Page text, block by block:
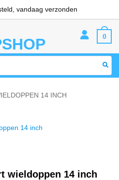
vandaag verzonden
0
14 INCH
wieldoppen 14 inch